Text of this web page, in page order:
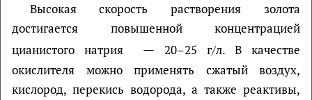
Высокая скорость растворения золота
достигается повышенной концентрацией
цианистого натрия
— 20–25 г/л. В качестве
окислителя можно применять сжатый воздух,
кислород, перекись водорода, а также реактивы,